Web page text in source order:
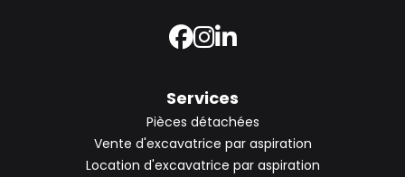
Services
Pièces détachées
Vente d'excavatrice par aspiration
Location d'excavatrice par aspiration